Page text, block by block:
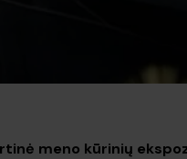
meno kūrinių